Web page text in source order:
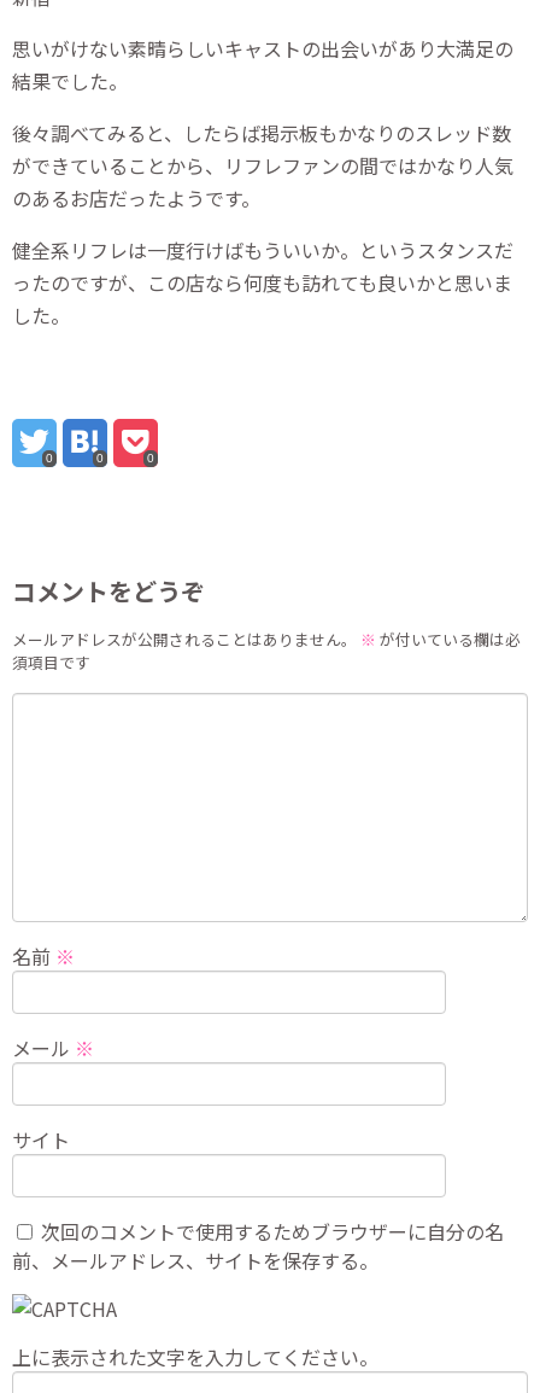
思いがけない素晴らしいキャストの出会いがあり大満足の
結果でした。
後々調べてみると、したらば掲示板もかなりのスレッド数
ができていることから、リフレファンの間ではかなり人気
のあるお店だったようです。
健全系リフレは一度行けばもういいか。というスタンスだ
ったのですが、この店なら何度も訪れても良いかと思いま
した。
0 0 0
コメントをどうぞ
メールアドレスが公開されることはありません。 ※ が付いている欄は必
須項目です
名前 ※
メール ※
サイト
次回のコメントで使用するためブラウザーに自分の名
前、メールアドレス、サイトを保存する。
上に表示された文字を入力してください。